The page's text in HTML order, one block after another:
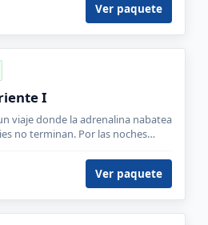
Ver paquete
I
viaje donde la adrenalina nabatea
no terminan. Por las noches
Ver paquete